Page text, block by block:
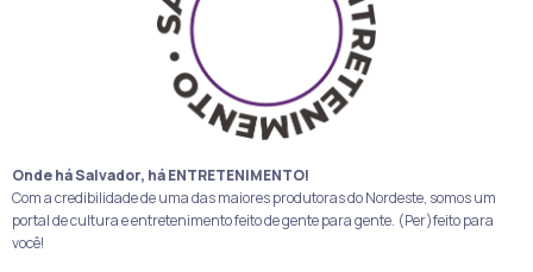
Onde há Salvador, há ENTRETENIMENTO!
Com a credibilidade de uma das maiores produtoras do Nordeste, somos um
portal de cultura e entretenimento feito de gente para gente. (Per)feito para
você!